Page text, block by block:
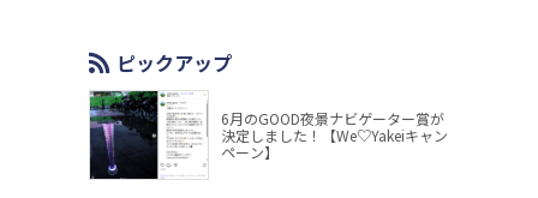
ピックアップ
6月のGOOD夜景ナビゲーター賞が
決定しました！【We♡Yakeiキャン
ペーン】